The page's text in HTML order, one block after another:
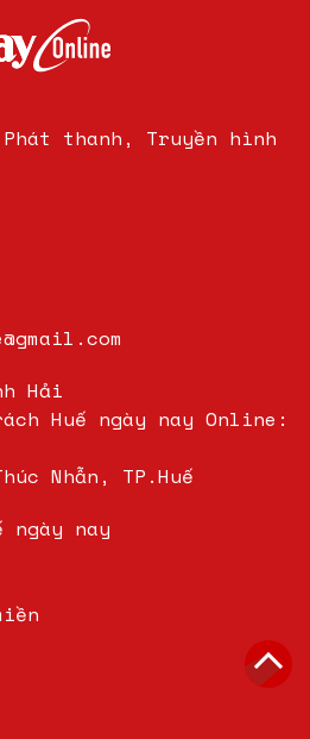
Phát thanh, Truyền hình
Hải
Huế ngày nay Online:
Nhẫn, TP.Huế
ngày nay